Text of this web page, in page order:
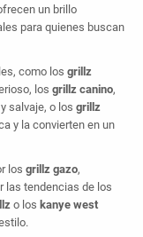
un brillo
para quienes buscan
como los grillz
los grillz canino,
salvaje, o los grillz
y la convierten en un
los grillz gazo,
las tendencias de los
o los kanye west